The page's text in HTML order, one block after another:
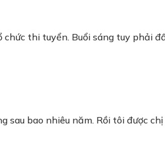
chức thi tuyển. Buổi sáng tuy phải
sau bao nhiêu năm. Rồi tôi được